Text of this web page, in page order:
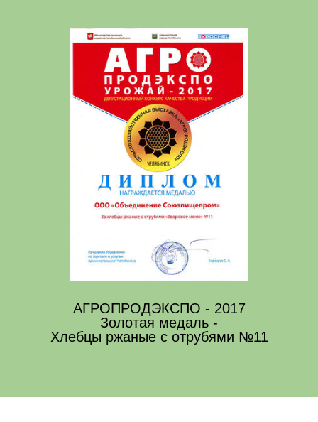
АГРОПРОДЭКСПО - 2017
Золотая медаль -
Хлебцы ржаные с отрубями №11